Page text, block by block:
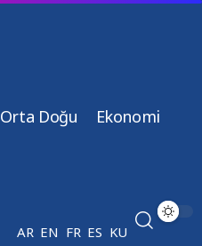
Orta Doğu Ekonomi
AR EN FR ES KU